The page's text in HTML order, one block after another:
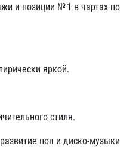
и позиции № 1 в чартах по
яркой.
стиля.
поп и диско-музыки